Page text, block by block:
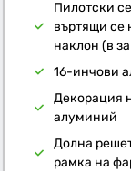
Пилотски
въртящи се
наклон (в
16-инчови
Декорация
алуминий
Долна
рамка на